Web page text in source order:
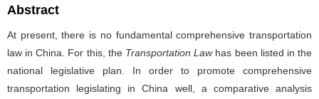
Abstract
At present, there is no fundamental comprehensive transportation
law in China. For this, the Transportation Lawhas been listed in the
national legislative plan. In order to promote comprehensive
transportation legislating in China well, a comparative analysis